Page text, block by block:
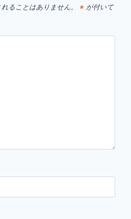
ることはありません。 ※ が付いて